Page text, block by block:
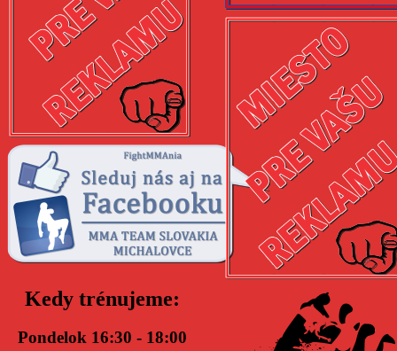
Kedy trénujeme:
Pondelok 16:30 - 18:00